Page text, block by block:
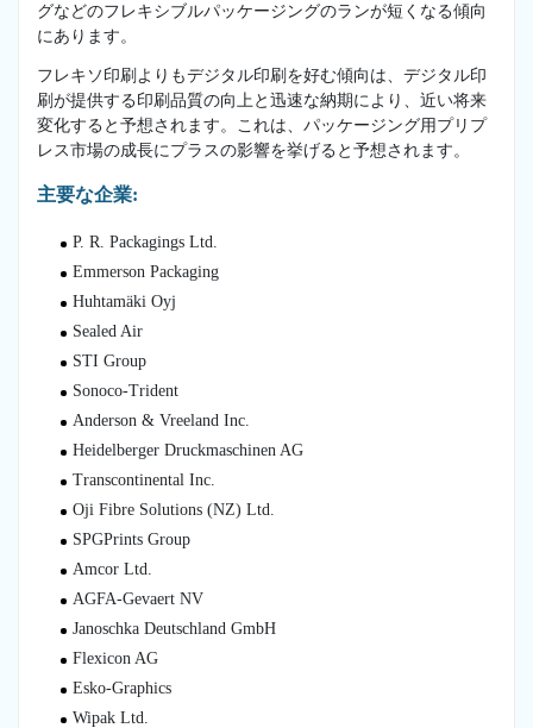
グなどのフレキシブルパッケージングのランが短くなる傾向
にあります。
フレキソ印刷よりもデジタル印刷を好む傾向は、デジタル印
刷が提供する印刷品質の向上と迅速な納期により、近い将来
変化すると予想されます。これは、パッケージング用プリプ
レス市場の成長にプラスの影響を挙げると予想されます。
主要な企業:
P. R. Packagings Ltd.
Emmerson Packaging
Huhtamäki Oyj
Sealed Air
STI Group
Sonoco-Trident
Anderson & Vreeland Inc.
Heidelberger Druckmaschinen AG
Transcontinental Inc.
Oji Fibre Solutions (NZ) Ltd.
SPGPrints Group
Amcor Ltd.
AGFA-Gevaert NV
Janoschka Deutschland GmbH
Flexicon AG
Esko-Graphics
Wipak Ltd.